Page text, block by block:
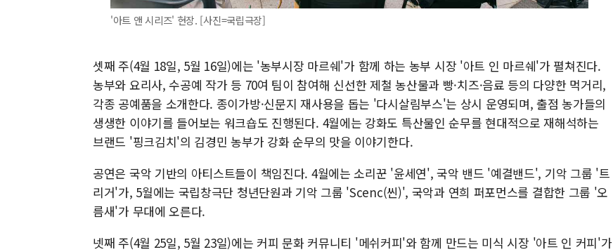
'아트 앤 시리즈' 현장. [사진=국립극장]
셋째 주(4월 18일, 5월 16일)에는 '농부시장 마르쉐'가 함께 하는 농부 시장 '아트 인 마르쉐'가 펼쳐진다.
농부와 요리사, 수공예 작가 등 70여 팀이 참여해 신선한 제철 농산물과 빵·치즈·음료 등의 다양한 먹거리,
각종 공예품을 소개한다. 종이가방·신문지 재사용을 돕는 '다시살림부스'는 상시 운영되며, 출점 농가들의
생생한 이야기를 들어보는 워크숍도 진행된다. 4월에는 강화도 특산물인 순무를 현대적으로 재해석하는
브랜드 '핑크김치'의 김경민 농부가 강화 순무의 맛을 이야기한다.
공연은 국악 기반의 아티스트들이 책임진다. 4월에는 소리꾼 '윤세연', 국악 밴드 '예결밴드', 기악 그룹 '트
리거'가, 5월에는 국립창극단 청년단원과 기악 그룹 'Scenc(씬)', 국악과 연희 퍼포먼스를 결합한 그룹 '오
름새'가 무대에 오른다.
넷째 주(4월 25일, 5월 23일)에는 커피 문화 커뮤니티 '메쉬커피'와 함께 만드는 미식 시장 '아트 인 커피'가